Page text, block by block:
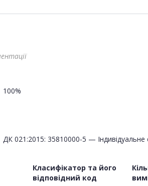
100%
ДК 021:2015: 35810000-5 —
Класифікатор та його
відповідний код